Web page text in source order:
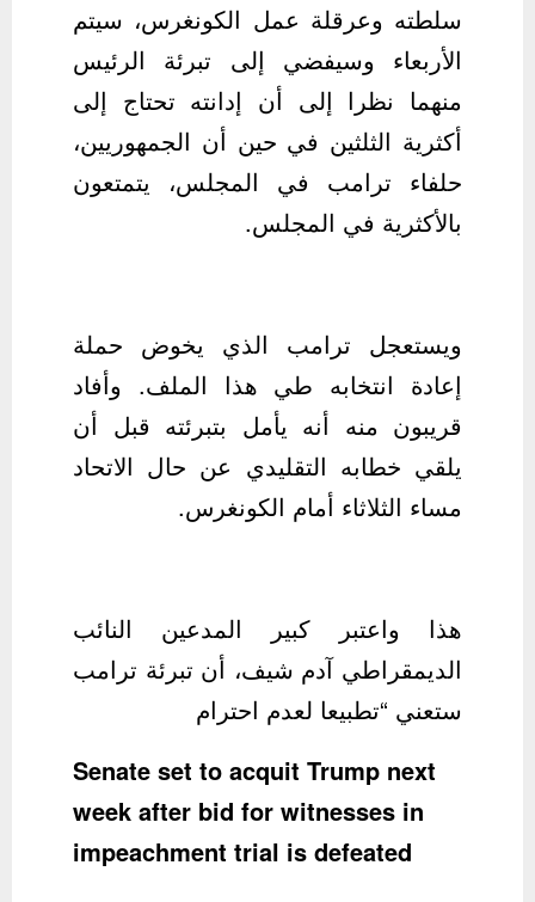
سلطته وعرقلة عمل الكونغرس، سيتم
الأربعاء وسيفضي إلى تبرئة الرئيس
منهما نظرا إلى أن إدانته تحتاج إلى
أكثرية الثلثين في حين أن الجمهوريين،
حلفاء ترامب في المجلس، يتمتعون
بالأكثرية في المجلس.
ويستعجل ترامب الذي يخوض حملة
إعادة انتخابه طي هذا الملف. وأفاد
قريبون منه أنه يأمل بتبرئته قبل أن
يلقي خطابه التقليدي عن حال الاتحاد
مساء الثلاثاء أمام الكونغرس.
هذا واعتبر كبير المدعين النائب
الديمقراطي آدم شيف، أن تبرئة ترامب
ستعني “تطبيعا لعدم احترام
Senate set to acquit Trump next
week after bid for witnesses in
impeachment trial is defeated